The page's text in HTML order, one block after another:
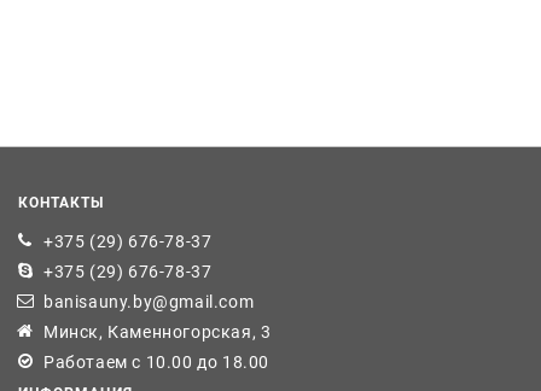
КОНТАКТЫ
+375 (29) 676-78-37
+375 (29) 676-78-37
banisauny.by@gmail.com
Минск, Каменногорская, 3
Работаем с 10.00 до 18.00